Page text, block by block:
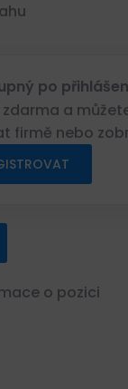
po
a
firmě nebo
o pozici